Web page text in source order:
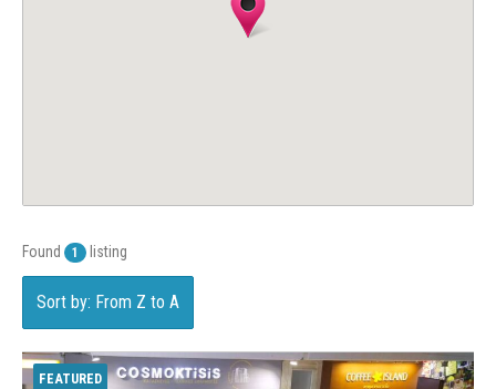
Found 1 listing
Sort by: From Z to A
FEATURED